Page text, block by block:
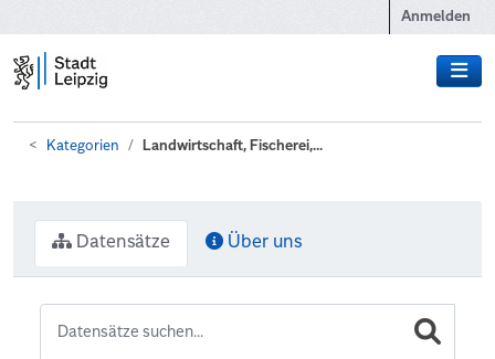
Anmelden
Kategorien Landwirtschaft, Fischerei,...
Datensätze Über uns